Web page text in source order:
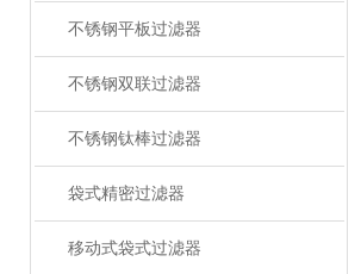
不锈钢平板过滤器
不锈钢双联过滤器
不锈钢钛棒过滤器
袋式精密过滤器
移动式袋式过滤器